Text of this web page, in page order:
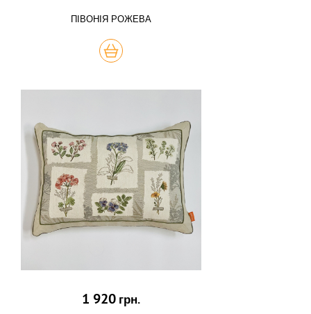
ПІВОНІЯ РОЖЕВА
КУПИТЬ
1 920 грн.